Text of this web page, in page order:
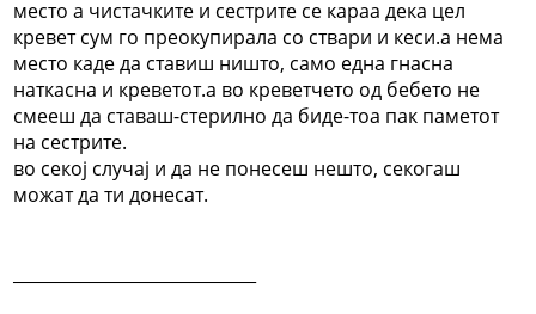
место а чистачките и сестрите се караа дека цел
кревет сум го преокупирала со ствари и кеси.а нема
место каде да ставиш ништо, само една гнасна
наткасна и креветот.а во креветчето од бебето не
смееш да ставаш-стерилно да биде-тоа пак паметот
на сестрите.
во секој случај и да не понесеш нешто, секогаш
можат да ти донесат.